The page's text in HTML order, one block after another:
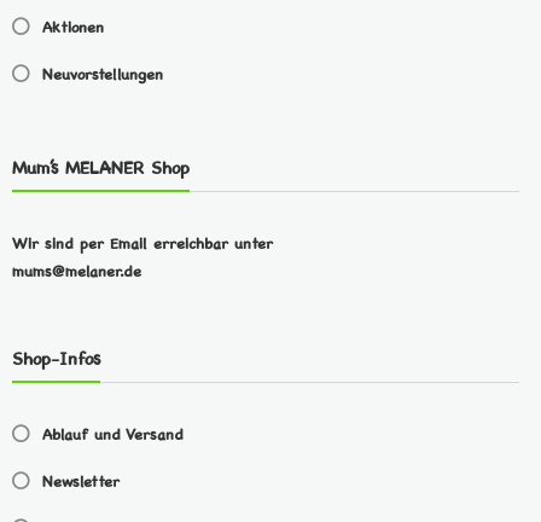
Aktionen
Neuvorstellungen
Mum’s MELANER Shop
Wir sind per Email erreichbar unter
mums@melaner.de
Shop-Infos
Ablauf und Versand
Newsletter